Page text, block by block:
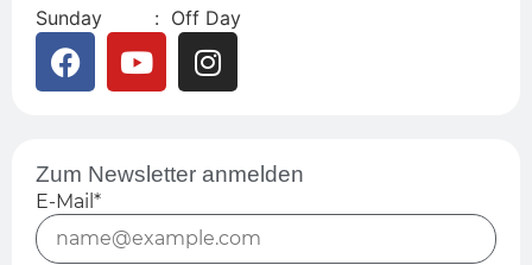
Sunday
: Off Day
Zum Newsletter anmelden
E-Mail*